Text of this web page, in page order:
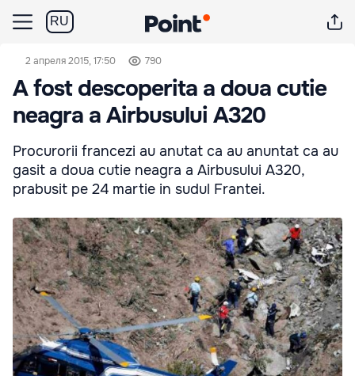
RU
2 апреля 2015, 17:50 790
A fost descoperita a doua cutie
neagra a Airbusului A320
Procurorii francezi au anutat ca au anuntat ca au
gasit a doua cutie neagra a Airbusului A320,
prabusit pe 24 martie in sudul Frantei.